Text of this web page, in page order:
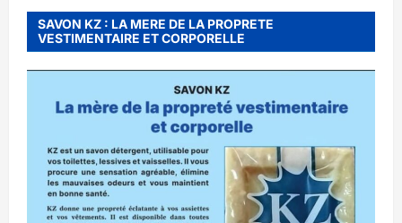
SAVON KZ : LA MERE DE LA PROPRETE
VESTIMENTAIRE ET CORPORELLE